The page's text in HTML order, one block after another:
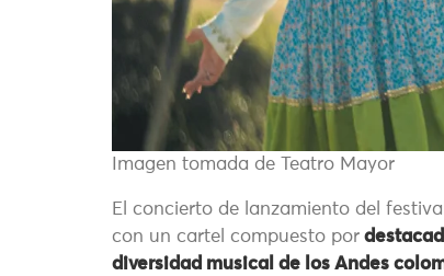
Imagen tomada de Teatro Mayor
El concierto de lanzamiento del
con un cartel compuesto por
diversidad musical de los Andes